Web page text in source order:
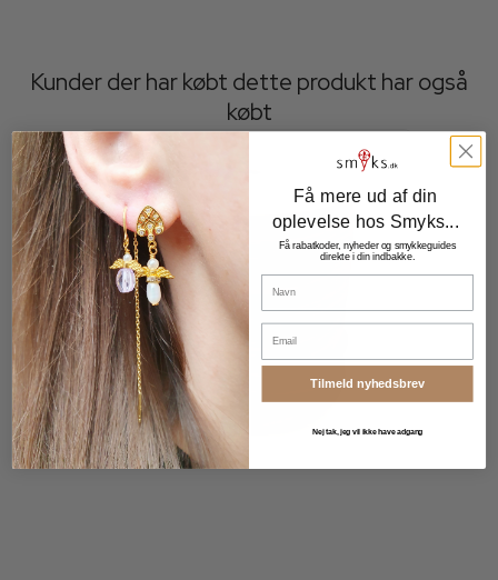
Kunder der har købt dette produkt har også
købt
Få mere ud af din
oplevelse hos Smyks...
Få rabatkoder, nyheder og smykkeguides
direkte i din indbakke.
Tilmeld nyhedsbrev
Nej tak, jeg vil ikke have adgang